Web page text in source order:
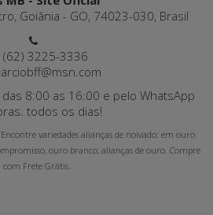
Goiânia - GO, 74023-030, Brasil
(62) 3225-3336
8:00 as 16:00 e pelo WhatsApp
todos os dias!
variedades alianças de noivado: em ouro
ouro branco, alianças de ouro. Compre
com Frete Grátis.